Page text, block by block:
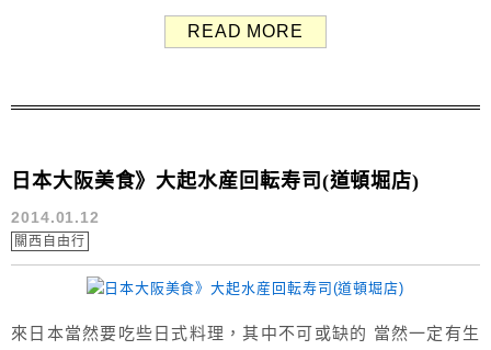
話，像吃美式漢堡類的餐廳 每個人都有一個小盤子，...
READ MORE
日本大阪美食》大起水産回転寿司(道頓堀店)
2014.01.12
關西自由行
來日本當然要吃些日式料理，其中不可或缺的 當然一定有生